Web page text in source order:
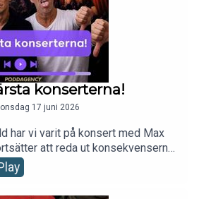
konserterna!
onsdag 17 juni 2026
har vi varit på konsert med Max
att reda ut konsekvenserna
firar Sofia
Kungen &